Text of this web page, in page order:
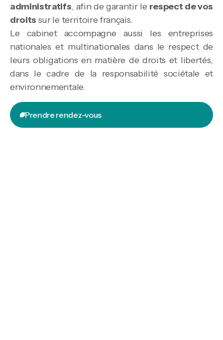
administratifs, afin de garantir le respect de vos
droits sur le territoire français.
Le cabinet accompagne aussi les entreprises
nationales et multinationales dans le respect de
leurs obligations en matière de droits et libertés,
dans le cadre de la responsabilité sociétale et
environnementale.
Prendre rendez-vous
Prendre rendez-vous